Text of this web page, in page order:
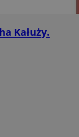
Kałuży.